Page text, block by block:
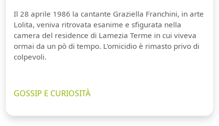
Il 28 aprile 1986 la cantante Graziella Franchini, in arte
Lolita, veniva ritrovata esanime e sfigurata nella
camera del residence di Lamezia Terme in cui viveva
ormai da un pò di tempo. L'omicidio è rimasto privo di
colpevoli.
GOSSIP E CURIOSITÀ